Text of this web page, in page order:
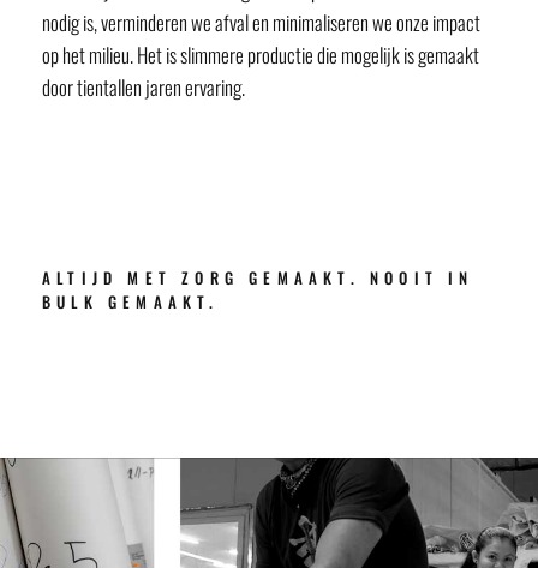
nodig is, verminderen we afval en minimaliseren we onze impact
op het milieu. Het is slimmere productie die mogelijk is gemaakt
door tientallen jaren ervaring.
ALTIJD MET ZORG GEMAAKT. NOOIT IN
BULK GEMAAKT.